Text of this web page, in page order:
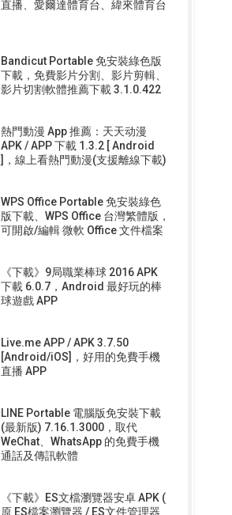
直播、愛爾達體育台、緯來體育台
Bandicut Portable 免安裝綠色版
下載，免費影片分割、影片剪輯、
影片切割軟體推薦下載 3.1.0.422
熱門動漫 App 推薦：天天动漫
APK / APP 下載 1.3.2 [ Android
]，線上看熱門動漫(支援離線下載)
WPS Office Portable 免安裝綠色
版下載、WPS Office 台灣繁體版，
可開啟/編輯 微軟 Office 文件檔案
《下載》9局職業棒球 2016 APK
下載 6.0.7，Android 最好玩的棒
球遊戲 APP
Live.me APP / APK 3.7.50
[Android/iOS]，好用的免費手機
直播 APP
LINE Portable 電腦版免安裝下載
(最新版) 7.16.1.3000，取代
WeChat、WhatsApp 的免費手機
通話及傳訊軟體
《下載》ES文檔瀏覽器安卓 APK (
原 ES檔案瀏覽器 / ES文件管理器